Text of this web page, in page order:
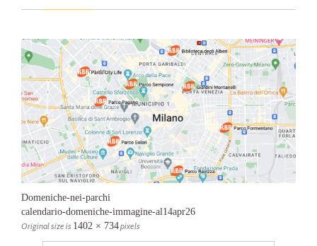
Domeniche-nei-parchi
calendario-domeniche-immagine-al14apr26
Original size is 1402 × 734pixels